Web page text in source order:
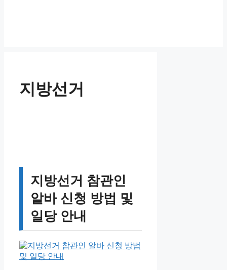
지방선거
지방선거 참관인
알바 신청 방법 및
일당 안내